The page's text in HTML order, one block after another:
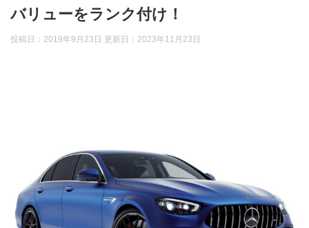
バリューをランク付け！
投稿日：2019年9月23日 更新日： 2023年11月23日